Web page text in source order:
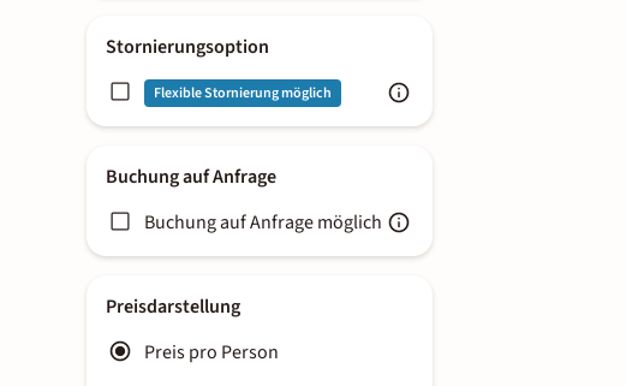
Stornierungsoption
Flexible Stornierung möglich
Buchung auf Anfrage
Buchung auf Anfrage möglich
Preisdarstellung
Preis pro Person